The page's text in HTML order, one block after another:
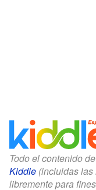
Todo el contenido
Kiddle (incluidas
libremente para